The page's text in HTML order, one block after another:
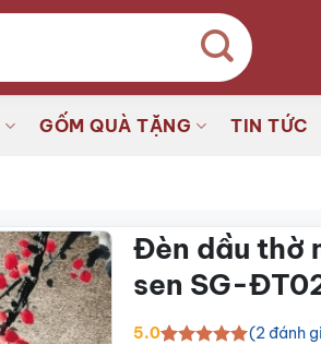
GỐM QUÀ TẶNG TIN TỨC
Đèn dầu thờ
sen SG-
5.0 (2 đánh